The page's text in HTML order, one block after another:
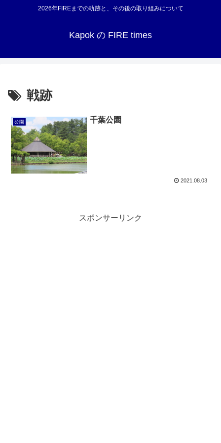
2026年FIREまでの軌跡と、その後の取り組みについて
Kapok の FIRE times
戦跡
公園 千葉公園
2021.08.03
スポンサーリンク